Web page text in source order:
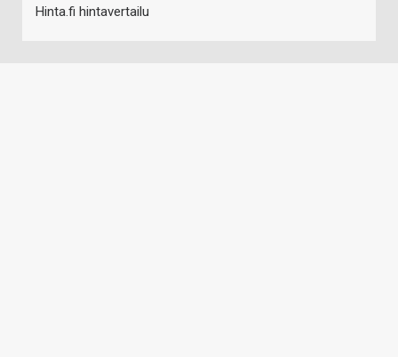
Hinta.fi hintavertailu